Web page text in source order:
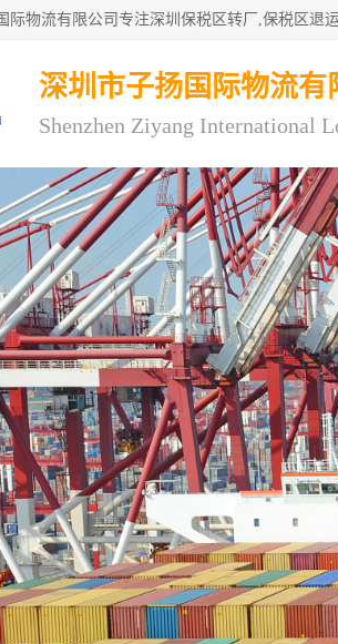
深圳市子扬国际物流有
Shenzhen Ziyang International